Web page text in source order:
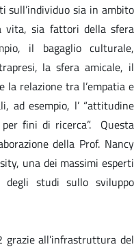
sull’individuo sia in ambito
vita, sia fattori della sfera
il bagaglio culturale,
la sfera amicale, il
la relazione tra l’empatia e
ad esempio, l’ “attitudine
fini di ricerca”. Questa
della Prof. Nancy
una dei massimi esperti
degli studi sullo sviluppo
all’infrastruttura del